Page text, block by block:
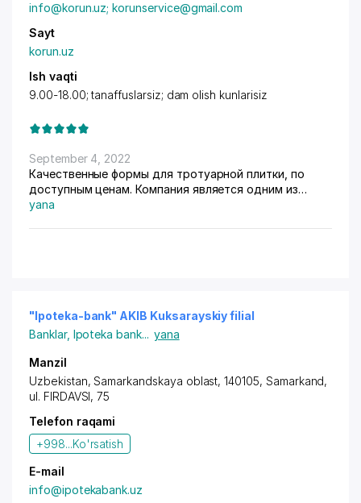
info@korun.uz; korunservice@gmail.com
Sayt
korun.uz
Ish vaqti
9.00-18.00; tanaffuslarsiz; dam olish kunlarisiz
September 4, 2022
Качественные формы для тротуарной плитки, по
доступным ценам. Компания является одним из
крупных экспортёров в Узбекистане. "Korun"
yana
"Ipoteka-bank" AKIB Kuksarayskiy filial
Banklar, Ipoteka bank... yana
Manzil
Uzbekistan,Samarkandskaya oblast, 140105, Samarkand,
ul. FIRDAVSI, 75
Telefon raqami
+998...Ko'rsatish
E-mail
info@ipotekabank.uz